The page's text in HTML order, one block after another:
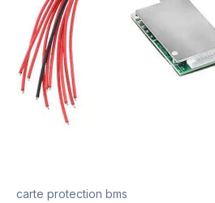
carte protection bms